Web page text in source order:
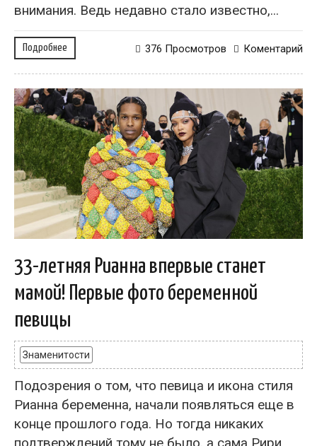
внимания. Ведь недавно стало известно,...
Подробнее Коментарий
376 Просмотров
33-летняя Рианна впервые станет
мамой! Первые фото беременной
певицы
Знаменитости
Подозрения о том, что певица и икона стиля
Рианна беременна, начали появляться еще в
конце прошлого года. Но тогда никаких